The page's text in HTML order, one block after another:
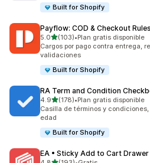
Built for Shopify
Payflow: COD & Checkout Rules
5.0de 5 estrellas
(103)
103 reseñas en total
•Plan gratis disponible
Cargos por pago contra entrega,
validaciones
Built for Shopify
RA Term and Condition
4.9de 5 estrellas
(178)
178 reseñas en total
•Plan gratis disponible
Casilla de términos y
edad
Built for Shopify
EA • Sticky Add to Cart Drawer